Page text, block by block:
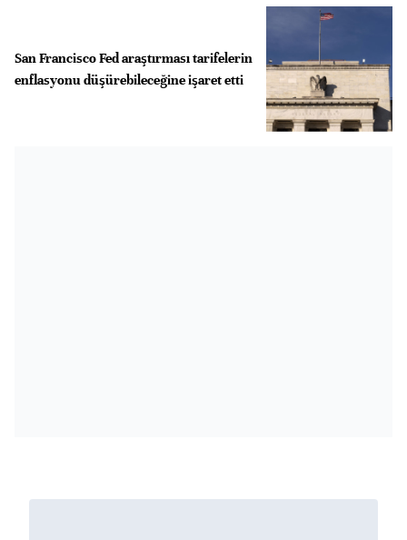
San Francisco Fed araştırması tarifelerin
enflasyonu düşürebileceğine işaret etti